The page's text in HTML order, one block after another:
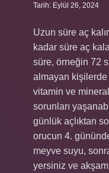
Tarih: Eylül 26, 2024
Uzun süre aç
kadar süre aç
süre, örneğin 72
almayan
vitamin ve
sorunları
günlük açlıktan
orucun 4.
meyve suyu,
yersiniz ve